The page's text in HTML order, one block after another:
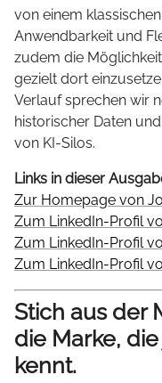
von einem
Anwendbarkeit und
zudem die
gezielt dort
Verlauf sprechen wir
historischer Daten
von KI-Silos.
Links in dieser
Zur Homepage von
Zum LinkedIn-Profil
Zum LinkedIn-Profil
Zum LinkedIn-Profil
Stich aus der
die Marke,
kennt.